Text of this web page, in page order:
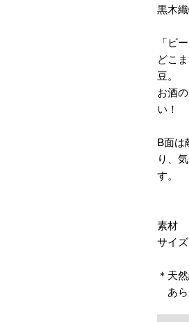
黒木
「ビ
どこ
豆。
お酒
い！
B面は
り、
す。
素材
サイ
＊天
あら